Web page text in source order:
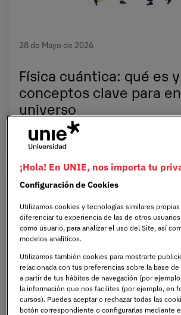
28 de Mayo de 2026
Física cuántica: qué es y
conceptos clave para
universo
¡Hola! En UNIE, nos importa tu
Configuración de Cookies
Utilizamos cookies y tecnologías similares
diferenciar tu experiencia de las de otros
como usuario, para analizar el uso del Site, así
modelos analíticos.
Utilizamos también cookies para mostrarte
relacionada con tus preferencias sobre la base
a partir de tus hábitos de navegación (por
la información que nos facilites (por ejemplo, en
cursos). Puedes aceptar o rechazar todas las
botón correspondiente o configurarlas mediante